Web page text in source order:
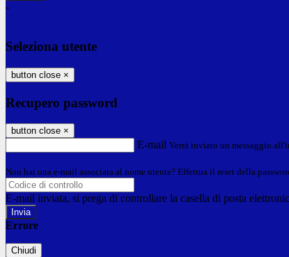
-
Seleziona utente
button close ×
Recupero password
button close ×
E-mail Verrà inviato un messaggio
Non hai una e-mail associata al nome utente? Effettua il reset della
E-mail inviata, si prega di controllare la casella di posta
Errore
Chiudi